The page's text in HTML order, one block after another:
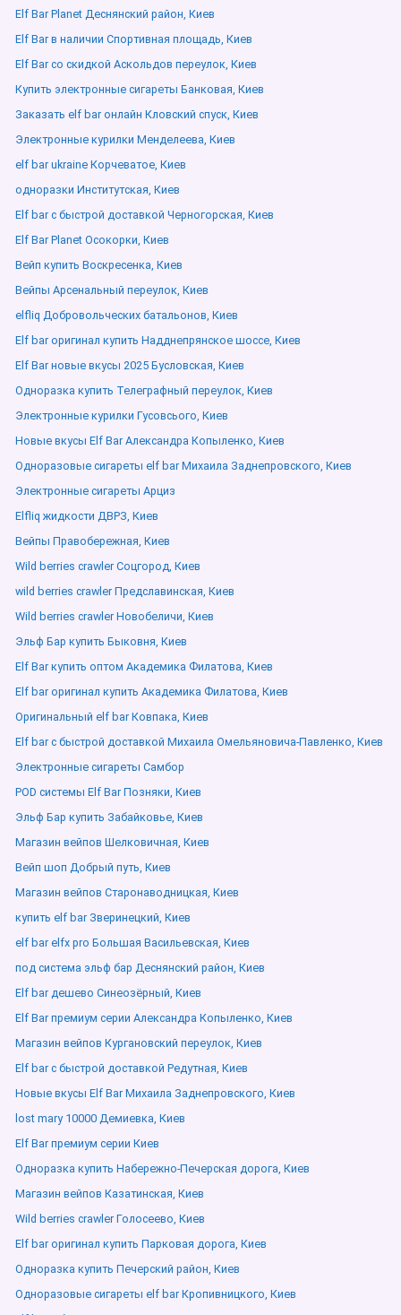
Elf Bar Planet Деснянский район, Киев
Elf Bar в наличии Спортивная площадь, Киев
Elf Bar со скидкой Аскольдов переулок, Киев
Купить электронные сигареты Банковая, Киев
Заказать elf bar онлайн Кловский спуск, Киев
Электронные курилки Менделеева, Киев
elf bar ukraine Корчеватое, Киев
одноразки Институтская, Киев
Elf bar с быстрой доставкой Черногорская, Киев
Elf Bar Planet Осокорки, Киев
Вейп купить Воскресенка, Киев
Вейпы Арсенальный переулок, Киев
elfliq Добровольческих батальонов, Киев
Elf bar оригинал купить Надднепрянское шоссе, Киев
Elf Bar новые вкусы 2025 Бусловская, Киев
Одноразка купить Телеграфный переулок, Киев
Электронные курилки Гусовсього, Киев
Новые вкусы Elf Bar Александра Копыленко, Киев
Одноразовые сигареты elf bar Михаила Заднепровского, Киев
Электронные сигареты Арциз
Elfliq жидкости ДВРЗ, Киев
Вейпы Правобережная, Киев
Wild berries crawler Соцгород, Киев
wild berries crawler Предславинская, Киев
Wild berries crawler Новобеличи, Киев
Эльф Бар купить Быковня, Киев
Elf Bar купить оптом Академика Филатова, Киев
Elf bar оригинал купить Академика Филатова, Киев
Оригинальный elf bar Ковпака, Киев
Elf bar с быстрой доставкой Михаила Омельяновича-Павленко, Киев
Электронные сигареты Самбор
POD системы Elf Bar Позняки, Киев
Эльф Бар купить Забайковье, Киев
Магазин вейпов Шелковичная, Киев
Вейп шоп Добрый путь, Киев
Магазин вейпов Старонаводницкая, Киев
купить elf bar Зверинецкий, Киев
elf bar elfx pro Большая Васильевская, Киев
под система эльф бар Деснянский район, Киев
Elf bar дешево Синеозёрный, Киев
Elf Bar премиум серии Александра Копыленко, Киев
Магазин вейпов Кургановский переулок, Киев
Elf bar с быстрой доставкой Редутная, Киев
Новые вкусы Elf Bar Михаила Заднепровского, Киев
lost mary 10000 Демиевка, Киев
Elf Bar премиум серии Киев
Одноразка купить Набережно-Печерская дорога, Киев
Магазин вейпов Казатинская, Киев
Wild berries crawler Голосеево, Киев
Elf bar оригинал купить Парковая дорога, Киев
Одноразка купить Печерский район, Киев
Одноразовые сигареты elf bar Кропивницкого, Киев